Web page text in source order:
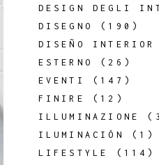
DESIGN DEGLI
DISEGNO
(190)
DISEÑO INTERIOR
ESTERNO
(26)
EVENTI
(147)
FINIRE
(12)
ILLUMINAZIONE
ILUMINACIÓN
(1)
LIFESTYLE
(114)